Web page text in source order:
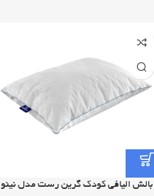
بالش الیافی کودک گرین رست مدل نینو